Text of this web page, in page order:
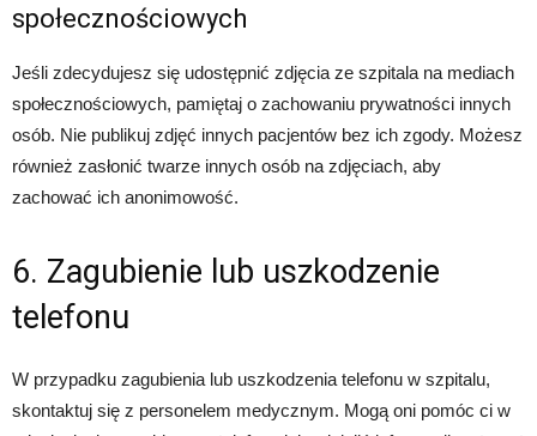
społecznościowych
Jeśli zdecydujesz się udostępnić zdjęcia ze szpitala na mediach
społecznościowych, pamiętaj o zachowaniu prywatności innych
osób. Nie publikuj zdjęć innych pacjentów bez ich zgody. Możesz
również zasłonić twarze innych osób na zdjęciach, aby
zachować ich anonimowość.
6. Zagubienie lub uszkodzenie
telefonu
W przypadku zagubienia lub uszkodzenia telefonu w szpitalu,
skontaktuj się z personelem medycznym. Mogą oni pomóc ci w